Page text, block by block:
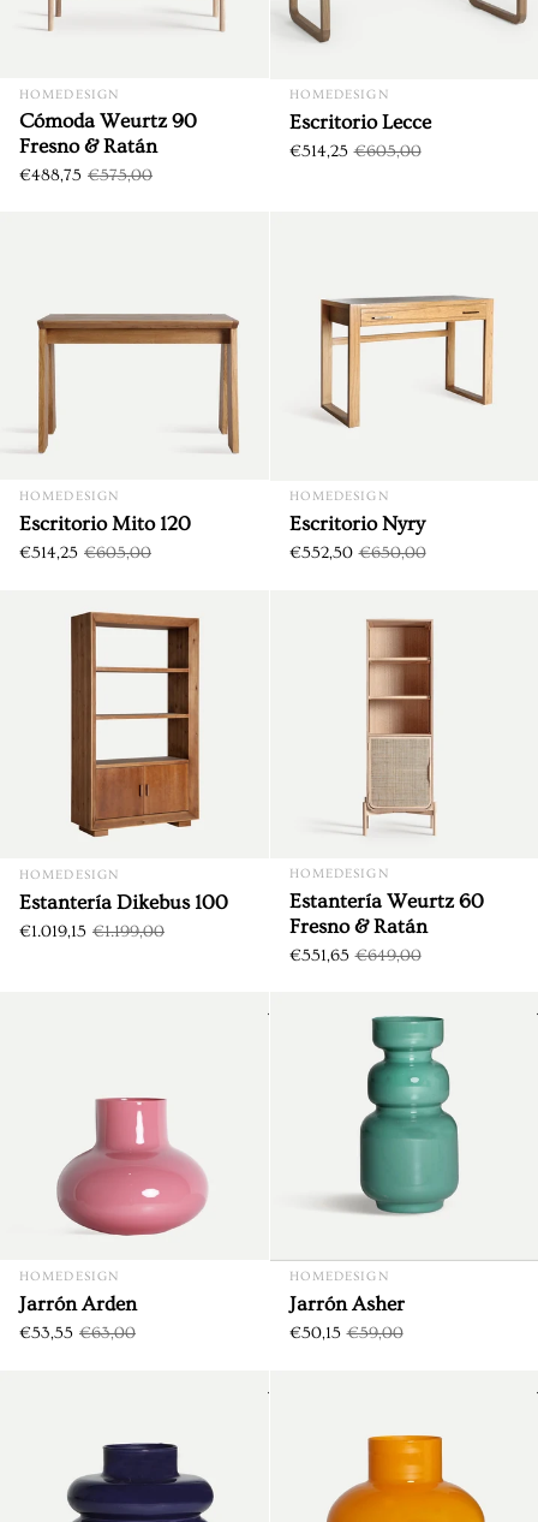
HOMEDESIGN
Cómoda Weurtz 90
Fresno & Ratán
€488,75 €575,00
HOMEDESIGN
Escritorio Lecce
€514,25 €605,00
HOMEDESIGN
Escritorio Mito 120
€514,25 €605,00
HOMEDESIGN
Escritorio Nyry
€552,50 €650,00
HOMEDESIGN
Estantería Dikebus 100
€1.019,15 €1.199,00
DTO. €179,85
HOMEDESIGN
Estantería Weurtz 60
Fresno & Ratán
€551,65 €649,00
DTO. €97,35
HOMEDESIGN
Jarrón Arden
€53,55 €63,00
HOMEDESIGN
Jarrón Asher
€50,15 €59,00
DTO. €8,85